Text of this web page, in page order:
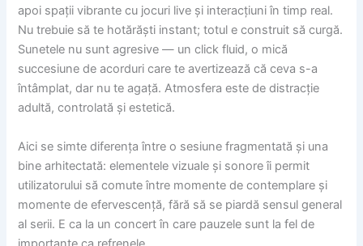
apoi spații vibrante cu jocuri live și interacțiuni în timp real.
Nu trebuie să te hotărăști instant; totul e construit să curgă.
Sunetele nu sunt agresive — un click fluid, o mică
succesiune de acorduri care te avertizează că ceva s-a
întâmplat, dar nu te agață. Atmosfera este de distracție
adultă, controlată și estetică.
Aici se simte diferența între o sesiune fragmentată și una
bine arhitectată: elementele vizuale și sonore îi permit
utilizatorului să comute între momente de contemplare și
momente de efervescență, fără să se piardă sensul general
al serii. E ca la un concert în care pauzele sunt la fel de